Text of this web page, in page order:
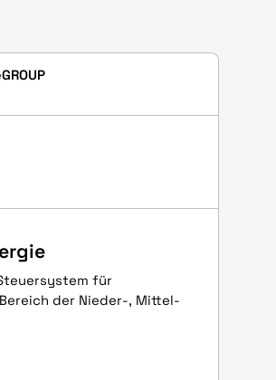
für
der Nieder-, Mittel-